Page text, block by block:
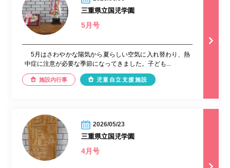
三重県立国児学園
5月号
5月はさわやかな陽気から夏らしい空気に入れ替わり、熱
中症に注意が必要な季節になってきました。子ども...
施設内行事 児童自立支援施設
2026/05/23
三重県立国児学園
4月号